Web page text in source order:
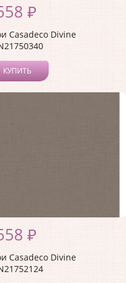
₽
Casadeco Divine
КУПИТЬ
₽
Casadeco Divine